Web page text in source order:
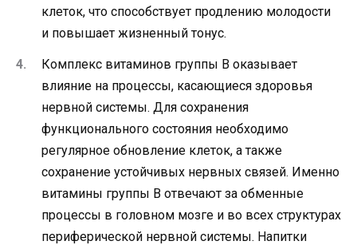
клеток, что способствует продлению молодости
и повышает жизненный тонус.
Комплекс витаминов группы В оказывает
влияние на процессы, касающиеся здоровья
нервной системы. Для сохранения
функционального состояния необходимо
регулярное обновление клеток, а также
сохранение устойчивых нервных связей. Именно
витамины группы В отвечают за обменные
процессы в головном мозге и во всех структурах
периферической нервной системы. Напитки